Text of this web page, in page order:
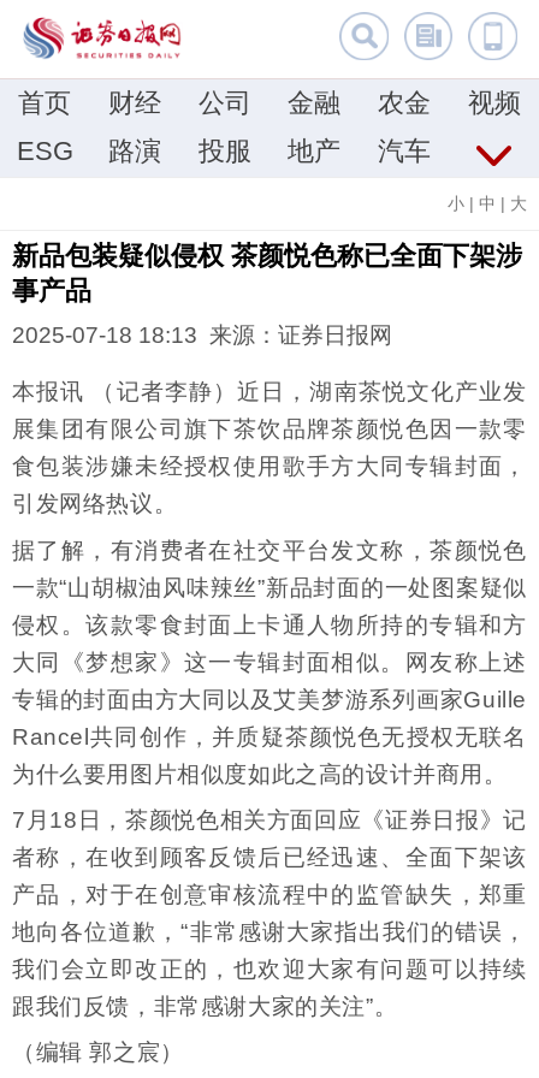
首页 财经 公司 金融 农金
视频
ESG
路演 投服 地产 汽车
小 | 中 | 大
新品包装疑似侵权 茶颜悦色称已全面下架涉
事产品
2025-07-18 18:13 来源：证券日报网
本报讯 （记者李静）近日，湖南茶悦文化产业发
展集团有限公司旗下茶饮品牌茶颜悦色因一款零
食包装涉嫌未经授权使用歌手方大同专辑封面，
引发网络热议。
据了解，有消费者在社交平台发文称，茶颜悦色
一款“山胡椒油风味辣丝”新品封面的一处图案疑似
侵权。该款零食封面上卡通人物所持的专辑和方
大同《梦想家》这一专辑封面相似。网友称上述
专辑的封面由方大同以及艾美梦游系列画家Guille
Rancel共同创作，并质疑茶颜悦色无授权无联名
为什么要用图片相似度如此之高的设计并商用。
7月18日，茶颜悦色相关方面回应《证券日报》记
者称，在收到顾客反馈后已经迅速、全面下架该
产品，对于在创意审核流程中的监管缺失，郑重
地向各位道歉，“非常感谢大家指出我们的错误，
我们会立即改正的，也欢迎大家有问题可以持续
跟我们反馈，非常感谢大家的关注”。
（编辑 郭之宸）